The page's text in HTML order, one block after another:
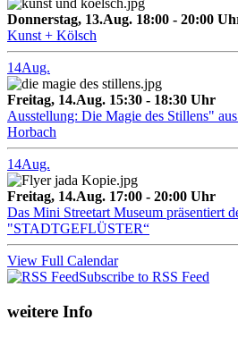
Donnerstag, 13.Aug. 18:00 - 20:00
Kunst + Kölsch
14Aug.
Freitag, 14.Aug. 15:30 - 18:30 Uhr
Ausstellung: Die Magie des Stillens"
Horbach
14Aug.
Freitag, 14.Aug. 17:00 - 20:00 Uhr
Das Mini Streetart Museum präsentiert
"STADTGEFLÜSTER“
View Full Calendar
Subscribe to RSS Feed
weitere Info